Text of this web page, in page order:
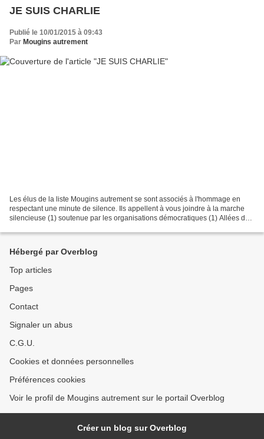
JE SUIS CHARLIE
Publié le 10/01/2015 à 09:43
Par Mougins autrement
Les élus de la liste Mougins autrement se sont associés à l'hommage en
respectant une minute de silence. Ils appellent à vous joindre à la marche
silencieuse (1) soutenue par les organisations démocratiques (1) Allées de
Hébergé par Overblog
Top articles
Pages
Contact
Signaler un abus
C.G.U.
Cookies et données personnelles
Préférences cookies
Voir le profil de Mougins autrement sur le portail Overblog
Créer un blog sur Overblog